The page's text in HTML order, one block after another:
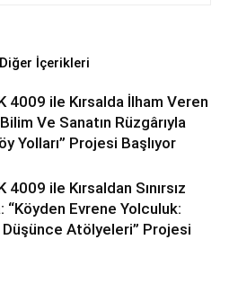
İçerikleri
4009 ile Kırsalda İlham Veren
Ve Sanatın Rüzgârıyla
Yolları” Projesi Başlıyor
4009 ile Kırsaldan Sınırsız
“Köyden Evrene Yolculuk:
Düşünce Atölyeleri” Projesi